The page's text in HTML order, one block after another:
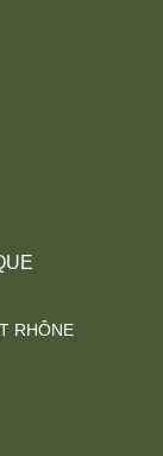
RHÔNE